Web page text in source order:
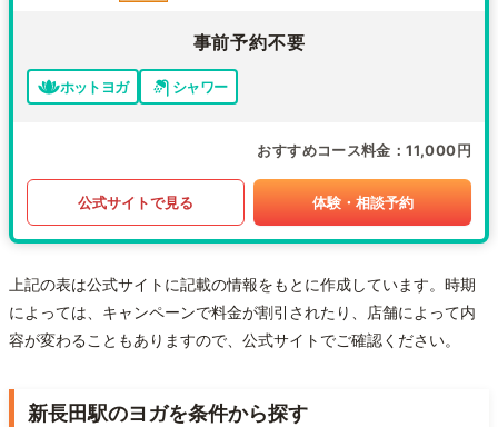
事前予約不要
ホットヨガ シャワー
おすすめコース料金 11,000円
公式サイトで見る 体験・相談予約
上記の表は公式サイトに記載の情報をもとに作成しています。時期
によっては、キャンペーンで料金が割引されたり、店舗によって内
容が変わることもありますので、公式サイトでご確認ください。
新長田駅のヨガを条件から探す